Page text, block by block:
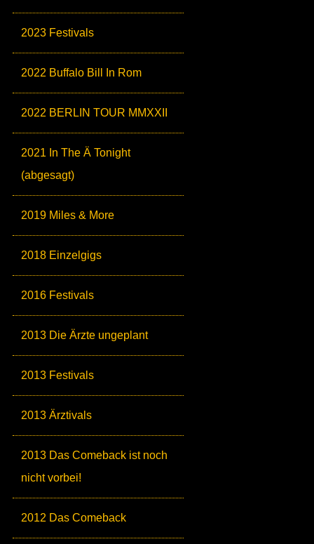
2023 Festivals
2022 Buffalo Bill In Rom
2022 BERLIN TOUR MMXXII
2021 In The Ä Tonight
(abgesagt)
2019 Miles & More
2018 Einzelgigs
2016 Festivals
2013 Die Ärzte ungeplant
2013 Festivals
2013 Ärztivals
2013 Das Comeback ist noch
nicht vorbei!
2012 Das Comeback